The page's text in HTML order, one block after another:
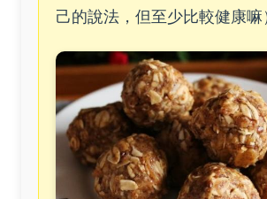
己的說法，但至少比較健康嘛